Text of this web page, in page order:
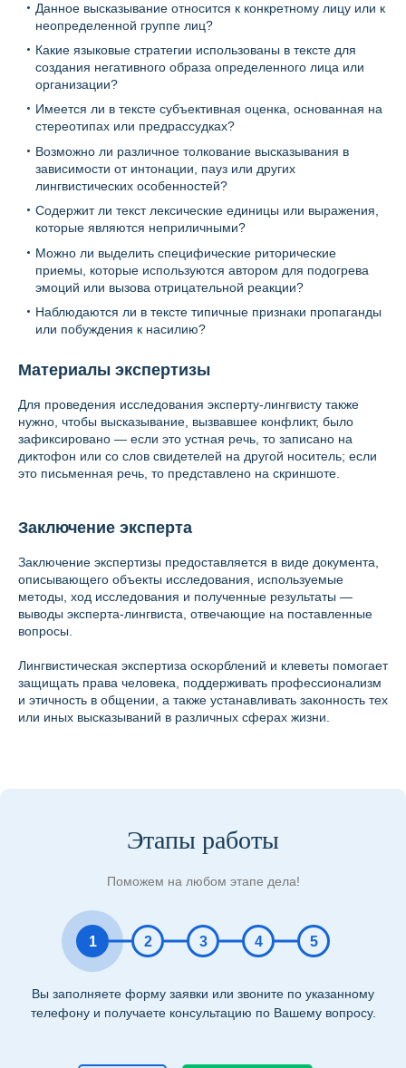
Данное высказывание относится к конкретному лицу или к
неопределенной группе лиц?
Какие языковые стратегии использованы в тексте для
создания негативного образа определенного лица или
организации?
Имеется ли в тексте субъективная оценка, основанная на
стереотипах или предрассудках?
Возможно ли различное толкование высказывания в
зависимости от интонации, пауз или других
лингвистических особенностей?
Содержит ли текст лексические единицы или выражения,
которые являются неприличными?
Можно ли выделить специфические риторические
приемы, которые используются автором для подогрева
эмоций или вызова отрицательной реакции?
Наблюдаются ли в тексте типичные признаки пропаганды
или побуждения к насилию?
Материалы экспертизы
Для проведения исследования эксперту-лингвисту также
нужно, чтобы высказывание, вызвавшее конфликт, было
зафиксировано — если это устная речь, то записано на
диктофон или со слов свидетелей на другой носитель; если
это письменная речь, то представлено на скриншоте.
Заключение эксперта
Заключение экспертизы предоставляется в виде документа,
описывающего объекты исследования, используемые
методы, ход исследования и полученные результаты —
выводы эксперта-лингвиста, отвечающие на поставленные
вопросы.
Лингвистическая экспертиза оскорблений и клеветы помогает
защищать права человека, поддерживать профессионализм
и этичность в общении, а также устанавливать законность тех
или иных высказываний в различных сферах жизни.
Этапы работы
Поможем на любом этапе дела!
1 2 3 4 5
Вы заполняете форму заявки или звоните по указанному
телефону и получаете консультацию по Вашему вопросу.